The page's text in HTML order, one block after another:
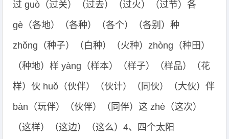
过 guò（过关）（过去）（过火）（过节）各
gè（各地）（各种）（各个）（各别）种
zhǒng（种子）（白种）（火种）zhòng（种田）
（种地）样 yàng（样本）（样子）（样品）（花
样）伙 huǒ（伙伴）（伙计）（同伙）（大伙）伴
bàn（玩伴）（伙伴）（同伴）这 zhè（这次）
（这样）（这边）（这么）4、四个太阳